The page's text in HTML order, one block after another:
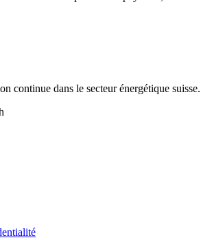
continue dans le secteur énergétique suisse.